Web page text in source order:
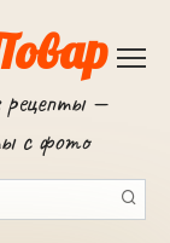
рецепты —
с фото